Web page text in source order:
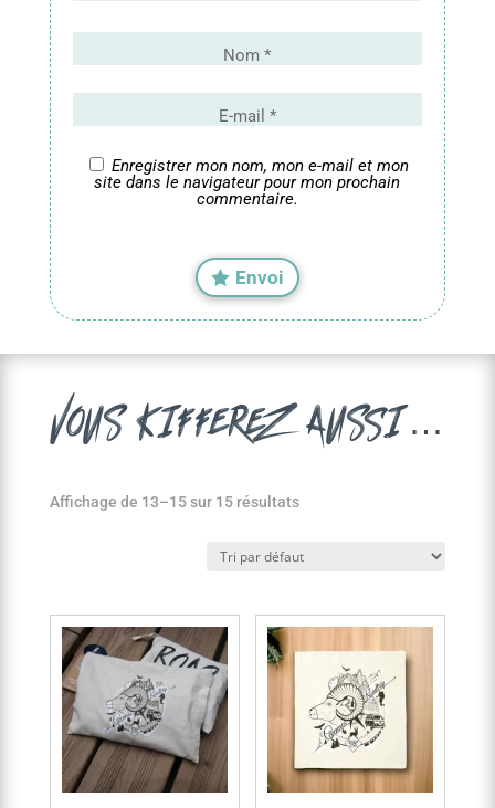
Enregistrer mon nom, mon e-mail et mon
site dans le navigateur pour mon prochain
commentaire.
Envoi
vous kifferez aussi…
Affichage de 13–15 sur 15 résultats